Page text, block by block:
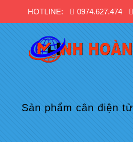
HOTLINE: 0974.627.474
Sản phẩm cân điện tử